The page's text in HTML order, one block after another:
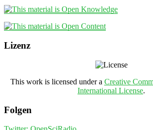
Lizenz
This work is licensed under a Creative
International License.
Folgen